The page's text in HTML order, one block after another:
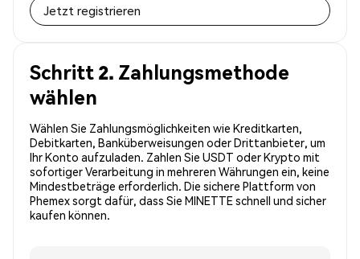
Jetzt registrieren
Schritt 2. Zahlungsmethode
wählen
Wählen Sie Zahlungsmöglichkeiten wie Kreditkarten,
Debitkarten, Banküberweisungen oder Drittanbieter, um
Ihr Konto aufzuladen. Zahlen Sie USDT oder Krypto mit
sofortiger Verarbeitung in mehreren Währungen ein, keine
Mindestbeträge erforderlich. Die sichere Plattform von
Phemex sorgt dafür, dass Sie MINETTE schnell und sicher
kaufen können.